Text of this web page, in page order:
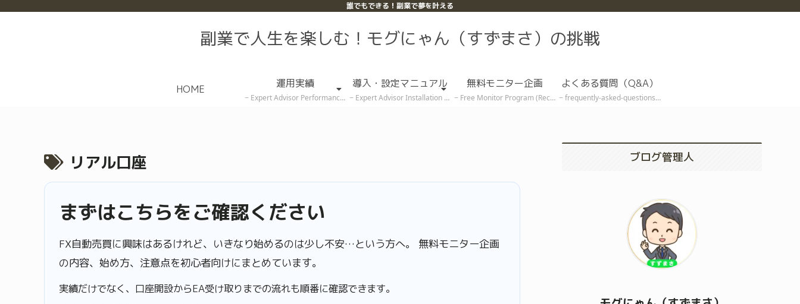
誰でもできる！副業で夢を叶える
副業で人生を楽しむ！モグにゃん（すずまさ）の挑戦
HOME 運用実績
Expert Advisor Performance
導入・設定マニュアル
Expert Advisor Installation & Setup Guide
無料モニター企画
Free Monitor Program (Receive EA)
よくある質問（Q&A）
frequently-asked-questions
リアル口座
まずはこちらをご確認ください
FX自動売買に興味はあるけれど、いきなり始めるのは少し不安…という方へ。 無料モニター企画
の内容、始め方、注意点を初心者向けにまとめています。
実績だけでなく、口座開設からEA受け取りまでの流れも順番に確認できます。
ブログ管理人